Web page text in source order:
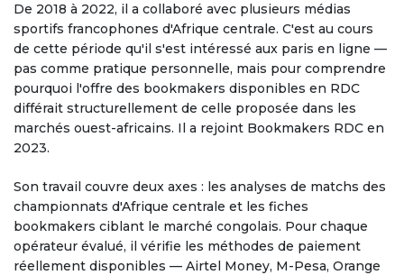
De 2018 à 2022, il a collaboré avec plusieurs médias
sportifs francophones d'Afrique centrale. C'est au cours
de cette période qu'il s'est intéressé aux paris en ligne —
pas comme pratique personnelle, mais pour comprendre
pourquoi l'offre des bookmakers disponibles en RDC
différait structurellement de celle proposée dans les
marchés ouest-africains. Il a rejoint Bookmakers RDC en
2023.
Son travail couvre deux axes : les analyses de matchs des
championnats d'Afrique centrale et les fiches
bookmakers ciblant le marché congolais. Pour chaque
opérateur évalué, il vérifie les méthodes de paiement
réellement disponibles — Airtel Money, M-Pesa, Orange